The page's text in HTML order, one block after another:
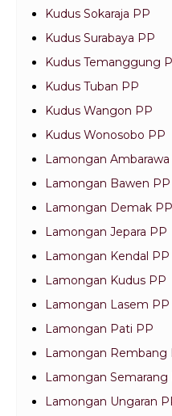
Kudus Sokaraja PP
Kudus Surabaya PP
Kudus Temanggung
Kudus Tuban PP
Kudus Wangon PP
Kudus Wonosobo PP
Lamongan Ambarawa
Lamongan Bawen PP
Lamongan Demak PP
Lamongan Jepara PP
Lamongan Kendal PP
Lamongan Kudus PP
Lamongan Lasem PP
Lamongan Pati PP
Lamongan Rembang
Lamongan Semarang
Lamongan Ungaran